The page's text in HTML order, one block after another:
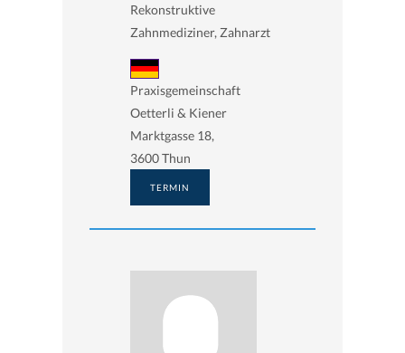
Rekonstruktive
Zahnmediziner, Zahnarzt
Praxisgemeinschaft
Oetterli & Kiener
Marktgasse 18,
3600 Thun
TERMIN